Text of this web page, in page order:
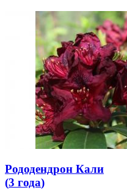
Рододендрон Кали
(3 года)